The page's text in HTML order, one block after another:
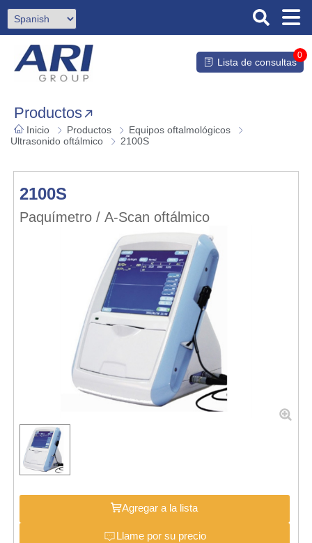
Lista de consultas
0
Productos
Inicio Productos
Equipos oftalmológicos
Ultrasonido oftálmico
2100S
2100S
Paquímetro / A-Scan oftálmico
Agregar a la lista
Llame por su precio